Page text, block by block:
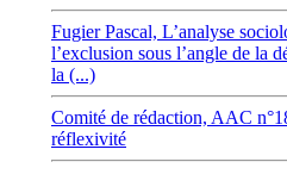
Fugier Pascal, L’analyse
l’exclusion sous l’angle de la
la (...)
Comité de rédaction, AAC
réflexivité